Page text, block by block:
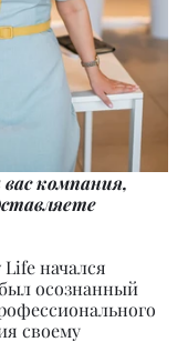
компания,
начался
осознанный
своему